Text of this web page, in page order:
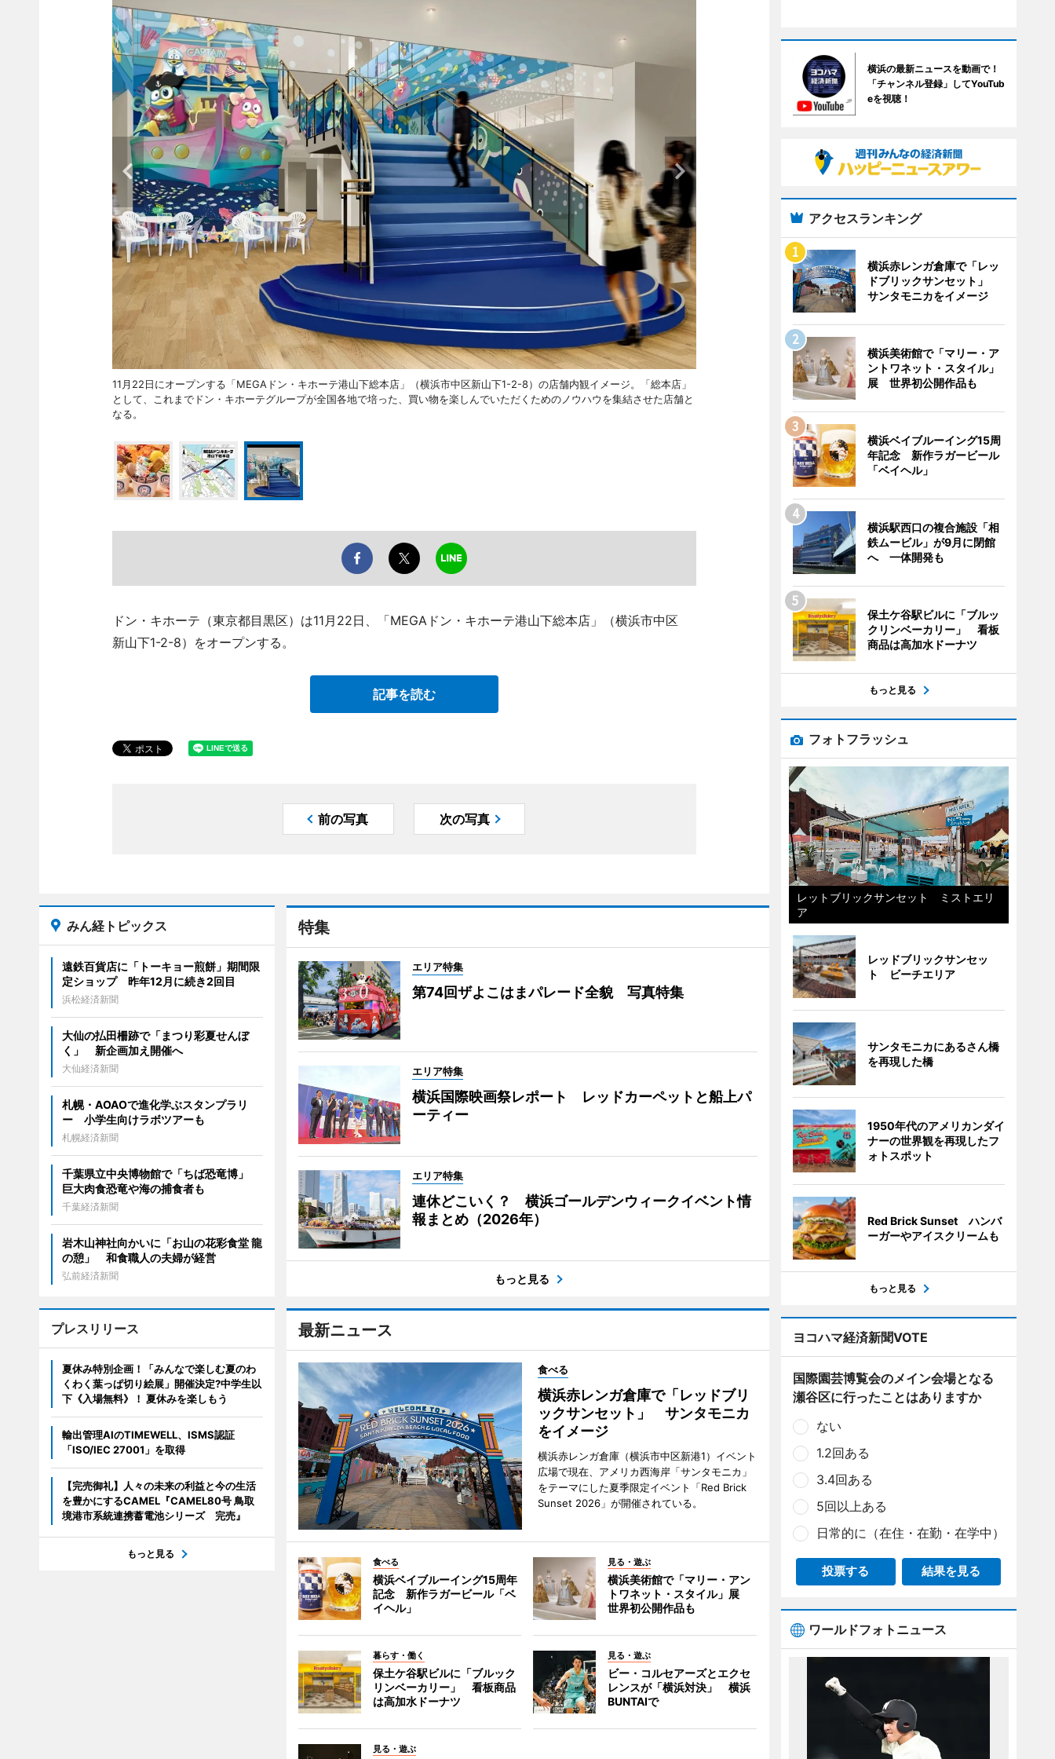
11月22日にオープンする「MEGAドン・キホーテ港山下総本店」（横浜市中区新山下1-2-8）の店舗内観イメージ。「総本店」
として、これまでドン・キホーテグループが全国各地で培った、買い物を楽しんでいただくためのノウハウを集結させた店舗と
なる。
ドン・キホーテ（東京都目黒区）は11月22日、「MEGAドン・キホーテ港山下総本店」（横浜市中区
新山下1-2-8）をオープンする。
記事を読む
前の写真 次の写真
特集
エリア特集
第74回ザよこはまパレード全貌 写真特集
エリア特集
横浜国際映画祭レポート レッドカーペットと船上パ
ーティー
エリア特集
連休どこいく？ 横浜ゴールデンウィークイベント情
報まとめ（2026年）
もっと見る
最新ニュース
食べる
横浜赤レンガ倉庫で「レッドブリ
ックサンセット」 サンタモニカ
をイメージ
横浜赤レンガ倉庫（横浜市中区新港1）イベント
広場で現在、アメリカ西海岸「サンタモニカ」
をテーマにした夏季限定イベント「Red Brick
Sunset 2026」が開催されている。
食べる
横浜ベイブルーイング15周年
記念 新作ラガービール「ベ
イヘル」
見る・遊ぶ
横浜美術館で「マリー・アン
トワネット・スタイル」展
世界初公開作品も
暮らす・働く
保土ケ谷駅ビルに「ブルック
リンベーカリー」 看板商品
は高加水ドーナツ
見る・遊ぶ
ビー・コルセアーズとエクセ
レンスが「横浜対決」 横浜
BUNTAIで
見る・遊ぶ
みん経トピックス
遠鉄百貨店に「トーキョー煎餅」期間限
定ショップ 昨年12月に続き2回目
浜松経済新聞
大仙の払田柵跡で「まつり彩夏せんぼ
く」 新企画加え開催へ
大仙経済新聞
札幌・AOAOで進化学ぶスタンプラリ
ー 小学生向けラボツアーも
札幌経済新聞
千葉県立中央博物館で「ちば恐竜博」
巨大肉食恐竜や海の捕食者も
千葉経済新聞
岩木山神社向かいに「お山の花彩食堂 龍
の憩」 和食職人の夫婦が経営
弘前経済新聞
プレスリリース
夏休み特別企画！「みんなで楽しむ夏のわ
くわく葉っぱ切り絵展」開催決定?中学生以
下《入場無料》！ 夏休みを楽しもう
輸出管理AIのTIMEWELL、ISMS認証
「ISO/IEC 27001」を取得
【完売御礼】人々の未来の利益と今の生活
を豊かにするCAMEL『CAMEL80号 鳥取
境港市系統連携蓄電池シリーズ 完売』
もっと見る
横浜の最新ニュースを動画で！
「チャンネル登録」してYouTub
eを視聴！
アクセスランキング
横浜赤レンガ倉庫で「レッ
ドブリックサンセット」
サンタモニカをイメージ
横浜美術館で「マリー・ア
ントワネット・スタイル」
展 世界初公開作品も
横浜ベイブルーイング15周
年記念 新作ラガービール
「ベイヘル」
横浜駅西口の複合施設「相
鉄ムービル」が9月に閉館
へ 一体開発も
保土ケ谷駅ビルに「ブルッ
クリンベーカリー」 看板
商品は高加水ドーナツ
もっと見る
フォトフラッシュ
レットブリックサンセット ミストエリ
ア
レッドブリックサンセッ
ト ビーチエリア
サンタモニカにあるさん橋
を再現した橋
1950年代のアメリカンダイ
ナーの世界観を再現したフ
ォトスポット
Red Brick Sunset ハンバ
ーガーやアイスクリームも
もっと見る
ヨコハマ経済新聞VOTE
国際園芸博覧会のメイン会場となる
瀬谷区に行ったことはありますか
ない
1.2回ある
3.4回ある
5回以上ある
日常的に（在住・在勤・在学中）
投票する 結果を見る
ワールドフォトニュース